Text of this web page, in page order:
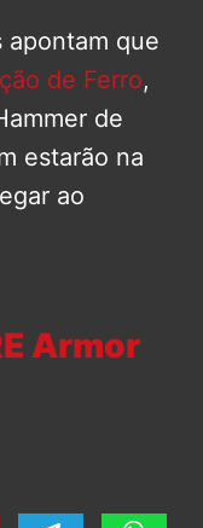
apontam que
de Ferro,
de
estarão na
ao
Armor